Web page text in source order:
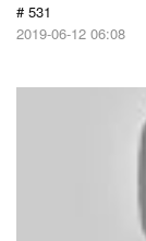
# 531
2019-06-12 06:08